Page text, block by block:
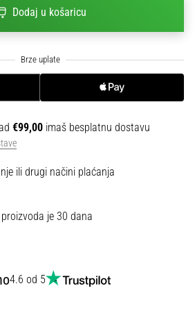
Dodaj u košaricu
€99,00 imaš besplatnu dostavu
ili drugi načini plaćanja
je 30 dana
4.6 od 5